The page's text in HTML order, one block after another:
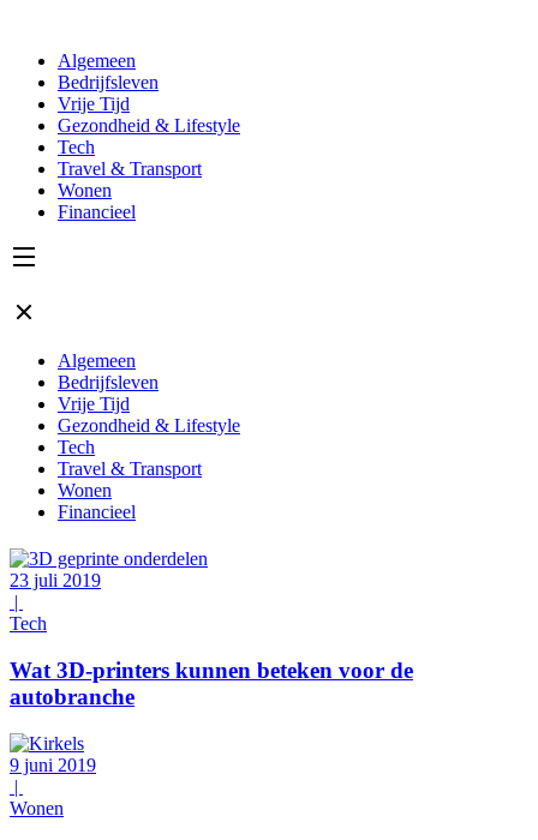
Algemeen
Bedrijfsleven
Vrije Tijd
Gezondheid & Lifestyle
Tech
Travel & Transport
Wonen
Financieel
Algemeen
Bedrijfsleven
Vrije Tijd
Gezondheid & Lifestyle
Tech
Travel & Transport
Wonen
Financieel
23 juli 2019
|
Tech
Wat 3D-printers kunnen beteken voor de
autobranche
9 juni 2019
|
Wonen